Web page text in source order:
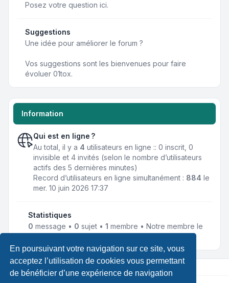
En poursuivant votre navigation sur ce site, vous
acceptez l’utilisation de cookies vous permettant
de bénéficier d’une expérience de navigation
Posez votre question ici.
Suggestions
Une idée pour améliorer le forum ?
Vos suggestions sont les bienvenues pour faire
évoluer 01tox.
Information
Qui est en ligne ?
Au total, il y a 4 utilisateurs en ligne :: 0 inscrit, 0
invisible et 4 invités (selon le nombre d’utilisateurs
actifs des 5 dernières minutes)
Record d’utilisateurs en ligne simultanément : 884 le
mer. 10 juin 2026 17:37
Statistiques
0 message • 0 sujet • 1 membre • Notre membre le